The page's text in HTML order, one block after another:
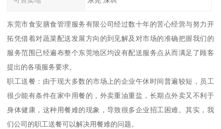
东莞市食安膳食管理服务有限公司经过数十年的苦心经营与努力开
拓凭借着对蔬菜配送发展方向的到见解及对市场的准确把握我们的
服务范围已经遍布整个东莞地区均设有配送服务点从而满足了顾客
提出的各项服务要求。
职工送餐：由于现大多数的市场上的企业午休时间普遍较短，员工
很少能有条件在家中用餐的，外卖重油重盐，长期点外卖又不利于
身体健康，这种用餐难的现象，导致很多企业招工困难。其实，我
们公司的职工送餐可以解决用餐难的问题。